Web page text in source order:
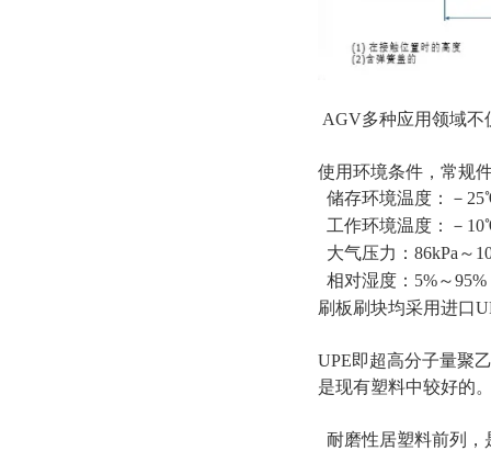
AGV多种应用领域不
使用环境条件，常规
储存环境温度：－
工作环境温度：－
大气压力：86kPa～
相对湿度：5%～95%
刷板刷块均采用进口
UPE即超高分子量聚
是现有塑料中较好的
耐磨性居塑料前列，